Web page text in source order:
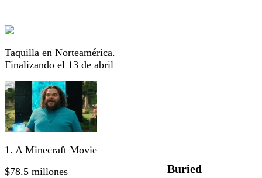
Taquilla en Norteamérica.
Finalizando el 13 de abril
1. A Minecraft Movie
$78.5 millones
Buried